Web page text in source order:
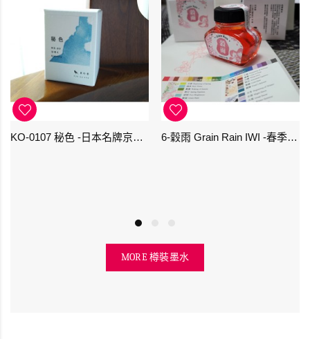
KO-0107 秘色 -日本名牌京の音樽裝鋼筆墨水 4573356130234 - 40ml 6-穀雨 Grain Rain IWI -春季-24節氣色澤鋼筆墨水
MORE 樽裝墨水